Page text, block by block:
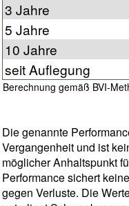
3 Jahre
5 Jahre
10 Jahre
seit Auflegung
Berechnung gemäß BVI-
Die genannte
Vergangenheit und ist
möglicher Anhaltspunkt
Performance sichert
gegen Verluste. Die